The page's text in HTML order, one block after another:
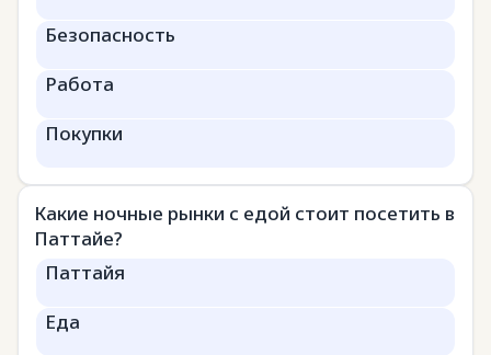
Безопасность
Работа
Покупки
Какие ночные рынки с едой стоит посетить в
Паттайе?
Паттайя
Еда